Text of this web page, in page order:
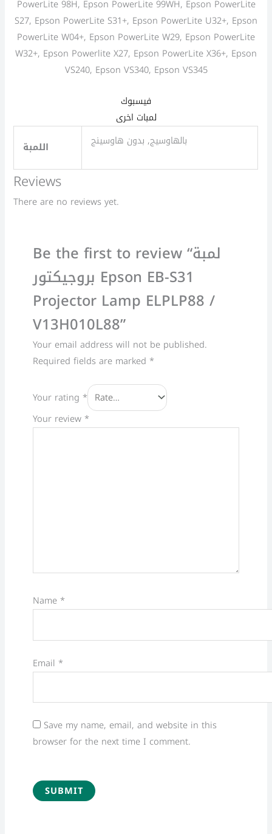
PowerLite 98H, Epson PowerLite 99WH, Epson PowerLite
S27, Epson PowerLite S31+, Epson PowerLite U32+, Epson
PowerLite W04+, Epson PowerLite W29, Epson PowerLite
W32+, Epson Powerlite X27, Epson PowerLite X36+, Epson
VS240, Epson VS340, Epson VS345
فيسبوك
لمبات اخرى
اللمبة
بالهاوسيج, بدون هاوسينج
Reviews
There are no reviews yet.
Be the first to review “لمبة
بروجيكتور Epson EB-S31
Projector Lamp ELPLP88 /
V13H010L88”
Your email address will not be published.
Required fields are marked *
Your rating *
Your review*
Name*
Email *
Save my name, email, and website in this
browser for the next time I comment.